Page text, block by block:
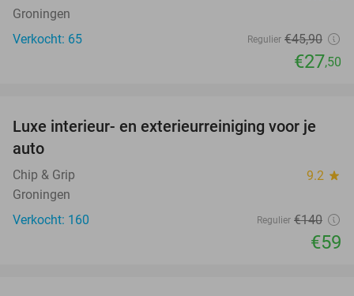
Groningen
Verkocht: 65
Regulier €45,90
€27,50
58%
Luxe interieur- en exterieurreiniging voor je
auto
Chip & Grip 9.2 star
Groningen
Verkocht: 160
Regulier €140
€59